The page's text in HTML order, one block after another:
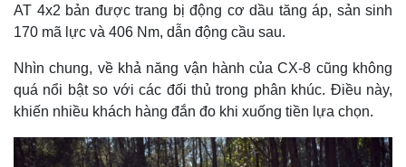
AT 4x2 bản được trang bị động cơ dầu tăng áp, sản sinh
170 mã lực và 406 Nm, dẫn động cầu sau.
Nhìn chung, về khả năng vận hành của CX-8 cũng không
quá nổi bật so với các đối thủ trong phân khúc. Điều này,
khiến nhiều khách hàng đắn đo khi xuống tiền lựa chọn.